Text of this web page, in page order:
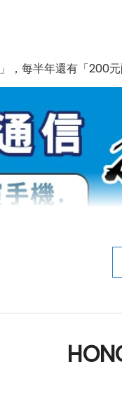
，每半年還有「200